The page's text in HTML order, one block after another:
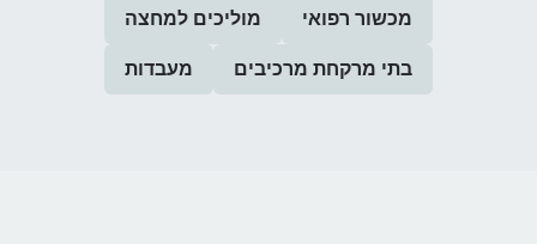
מכשור רפואי
מוליכים למחצה
בתי מרקחת מרכיבים
מעבדות